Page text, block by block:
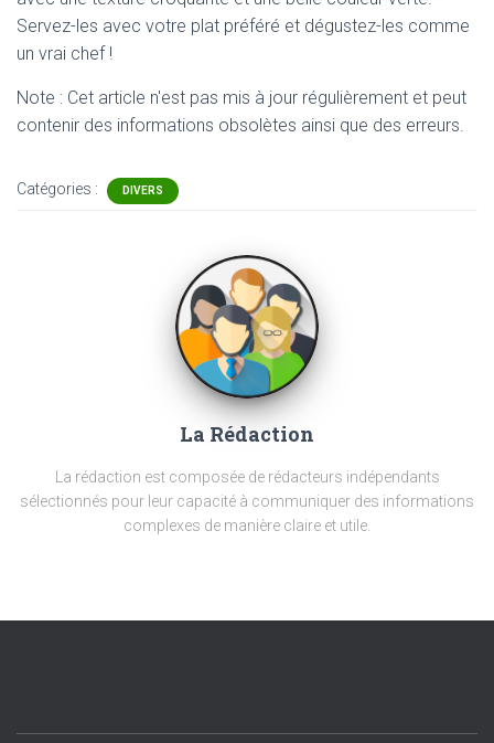
Servez-les avec votre plat préféré et dégustez-les comme
un vrai chef !
Note : Cet article n'est pas mis à jour régulièrement et peut
contenir des informations obsolètes ainsi que des erreurs.
Catégories : DIVERS
La Rédaction
La rédaction est composée de rédacteurs indépendants
sélectionnés pour leur capacité à communiquer des informations
complexes de manière claire et utile.